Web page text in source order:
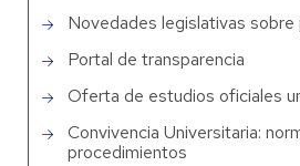
Novedades legislativas
Portal de transparencia
Oferta de estudios oficiales
Convivencia Universitaria:
procedimientos